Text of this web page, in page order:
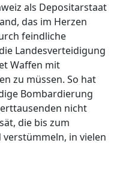
als Depositarstaat
das im Herzen
feindliche
Landesverteidigung
Waffen mit
zu müssen. So hat
Bombardierung
nicht
die bis zum
in vielen